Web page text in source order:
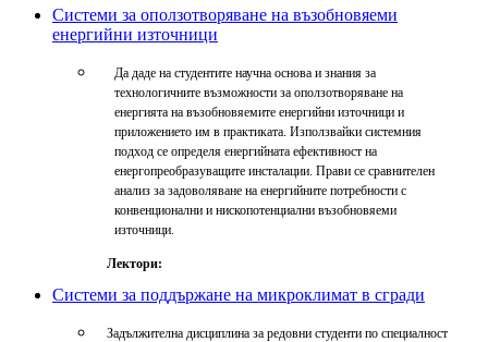
Системи за оползотворяване на възобновяеми
енергийни източници
Да даде на студентите научна основа и знания за
технологичните възможности за оползотворяване на
енергията на възобновяемите енергийни източници и
приложението им в практиката. Използвайки системния
подход се определя енергийната ефективност на
енергопреобразуващите инсталации. Прави се сравнителен
анализ за задоволяване на енергийните потребности с
конвенционални и нископотенциални възобновяеми
източници.
Лектори:
Системи за поддържане на микроклимат в сгради
Задължителна дисциплина за редовни студенти по специалност